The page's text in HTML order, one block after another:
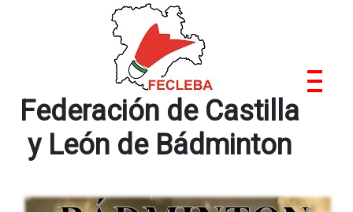
Federación de Castilla
y León de Bádminton